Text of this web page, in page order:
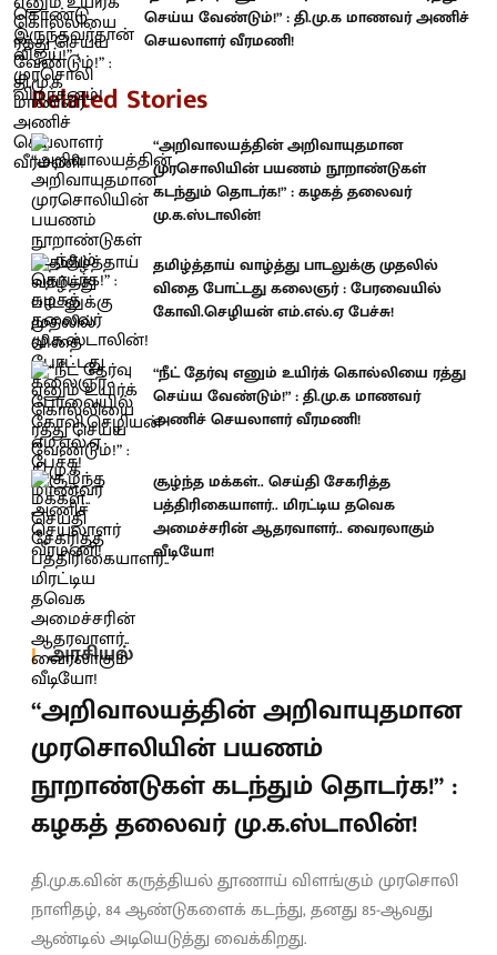
செய்ய வேண்டும்!” : தி.மு.க மாணவர் அணிச்
செயலாளர் வீரமணி!
Related Stories
“அறிவாலயத்தின் அறிவாயுதமான
முரசொலியின் பயணம் நூறாண்டுகள்
கடந்தும் தொடர்க!” : கழகத் தலைவர்
மு.க.ஸ்டாலின்!
தமிழ்த்தாய் வாழ்த்து பாடலுக்கு முதலில்
விதை போட்டது கலைஞர் : பேரவையில்
கோவி.செழியன் எம்.எல்.ஏ பேச்சு!
“நீட் தேர்வு எனும் உயிர்க் கொல்லியை ரத்து
செய்ய வேண்டும்!” : தி.மு.க மாணவர்
அணிச் செயலாளர் வீரமணி!
சூழ்ந்த மக்கள்.. செய்தி சேகரித்த
பத்திரிகையாளர்.. மிரட்டிய தவெக
அமைச்சரின் ஆதரவாளர்.. வைரலாகும்
வீடியோ!
அரசியல்
“அறிவாலயத்தின் அறிவாயுதமான
முரசொலியின் பயணம்
நூறாண்டுகள் கடந்தும் தொடர்க!” :
கழகத் தலைவர் மு.க.ஸ்டாலின்!
தி.மு.க.வின் கருத்தியல் தூணாய் விளங்கும் முரசொலி
நாளிதழ், 84 ஆண்டுகளைக் கடந்து, தனது 85-ஆவது
ஆண்டில் அடியெடுத்து வைக்கிறது.